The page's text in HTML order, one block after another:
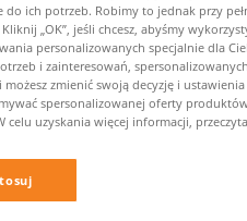
wyszukanej frazy.
POWRÓT
do ich potrzeb. Robimy to jednak przy
„OK”, jeśli chcesz, abyśmy
personalizowanych specjalnie dla
i zainteresowań,
możesz zmienić swoją decyzję i
spersonalizowanej oferty
celu uzyskania więcej informacji,